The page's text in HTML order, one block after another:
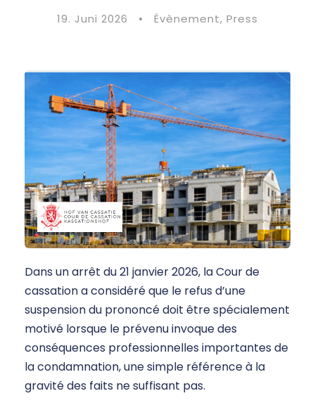
19. Juni 2026 • Évènement, Press
Dans un arrêt du 21 janvier 2026, la Cour de
cassation a considéré que le refus d’une
suspension du prononcé doit être spécialement
motivé lorsque le prévenu invoque des
conséquences professionnelles importantes de
la condamnation, une simple référence à la
gravité des faits ne suffisant pas.